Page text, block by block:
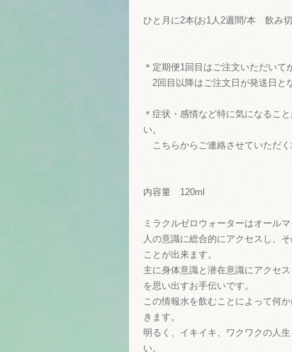
ひと月に2本(お1人2週間/本 飲み切
＊定期便1回目はご注文いただいて
2回目以降はご注文日が発送日と
＊症状・感情など特に気になるこ
い。
こちらからご連絡させていただく
内容量 120ml
ミラクルゼロウォーターはオールマ
人の意識に総合的にアクセスし、
ことが出来ます。
主に身体意識と潜在意識にアクセ
を思い出すお手伝いです。
この情報水を飲むことによって何
きます。
明るく、イキイキ、ワクワクの人
い。